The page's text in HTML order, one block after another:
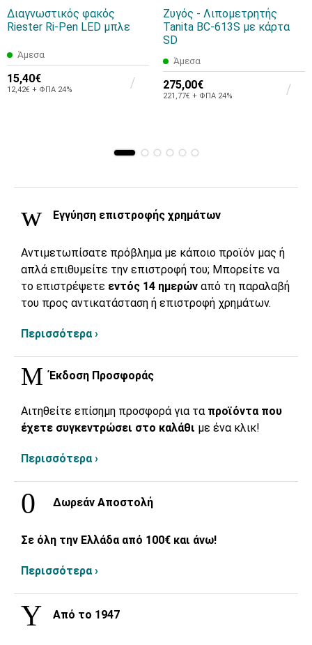
Διαγνωστικός φακός
Riester Ri-Pen LED μπλε
Άμεσα
15,40€
12,42€ + ΦΠΑ 24%
Ζυγός - Λιπομετρητής
Tanita BC-613S με κάρτα
SD
Άμεσα
275,00€
221,77€ + ΦΠΑ 24%
Εγγύηση επιστροφής χρημάτων
Αντιμετωπίσατε πρόβλημα με κάποιο προϊόν μας ή
απλά επιθυμείτε την επιστροφή του; Μπορείτε να
το επιστρέψετε εντός 14 ημερών από τη παραλαβή
του προς αντικατάσταση ή επιστροφή χρημάτων.
Περισσότερα ›
Έκδοση Προσφοράς
Αιτηθείτε επίσημη προσφορά για τα προϊόντα που
έχετε συγκεντρώσει στο καλάθι με ένα κλικ!
Περισσότερα ›
Δωρεάν Αποστολή
Σε όλη την Ελλάδα από 100€ και άνω!
Περισσότερα ›
Από το 1947